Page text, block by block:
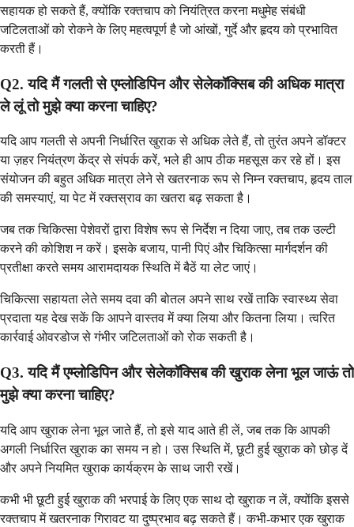
सहायक हो सकते हैं, क्योंकि रक्तचाप को नियंत्रित करना मधुमेह संबंधी
जटिलताओं को रोकने के लिए महत्वपूर्ण है जो आंखों, गुर्दे और हृदय को प्रभावित
करती हैं।
Q2. यदि मैं गलती से एम्लोडिपिन और सेलेकॉक्सिब की अधिक मात्रा
ले लूं तो मुझे क्या करना चाहिए?
यदि आप गलती से अपनी निर्धारित खुराक से अधिक लेते हैं, तो तुरंत अपने डॉक्टर
या ज़हर नियंत्रण केंद्र से संपर्क करें, भले ही आप ठीक महसूस कर रहे हों। इस
संयोजन की बहुत अधिक मात्रा लेने से खतरनाक रूप से निम्न रक्तचाप, हृदय ताल
की समस्याएं, या पेट में रक्तस्राव का खतरा बढ़ सकता है।
जब तक चिकित्सा पेशेवरों द्वारा विशेष रूप से निर्देश न दिया जाए, तब तक उल्टी
करने की कोशिश न करें। इसके बजाय, पानी पिएं और चिकित्सा मार्गदर्शन की
प्रतीक्षा करते समय आरामदायक स्थिति में बैठें या लेट जाएं।
चिकित्सा सहायता लेते समय दवा की बोतल अपने साथ रखें ताकि स्वास्थ्य सेवा
प्रदाता यह देख सकें कि आपने वास्तव में क्या लिया और कितना लिया। त्वरित
कार्रवाई ओवरडोज से गंभीर जटिलताओं को रोक सकती है।
Q3. यदि मैं एम्लोडिपिन और सेलेकॉक्सिब की खुराक लेना भूल जाऊं तो
मुझे क्या करना चाहिए?
यदि आप खुराक लेना भूल जाते हैं, तो इसे याद आते ही लें, जब तक कि आपकी
अगली निर्धारित खुराक का समय न हो। उस स्थिति में, छूटी हुई खुराक को छोड़ दें
और अपने नियमित खुराक कार्यक्रम के साथ जारी रखें।
कभी भी छूटी हुई खुराक की भरपाई के लिए एक साथ दो खुराक न लें, क्योंकि इससे
रक्तचाप में खतरनाक गिरावट या दुष्प्रभाव बढ़ सकते हैं। कभी-कभार एक खुराक